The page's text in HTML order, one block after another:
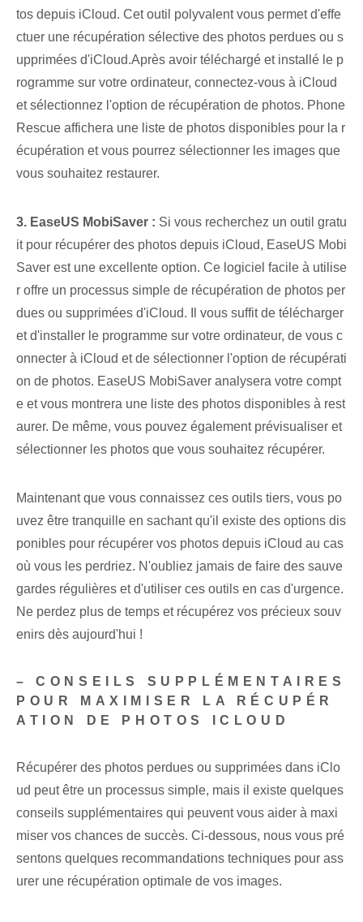
tos depuis iCloud. Cet outil polyvalent vous permet d'effe
ctuer une récupération sélective des photos perdues ou s
upprimées d'iCloud.Après avoir téléchargé et installé le p
rogramme sur votre ordinateur, connectez-vous à iCloud
et sélectionnez l'option de récupération de photos. Phone
Rescue affichera une liste de photos disponibles pour la r
écupération et vous pourrez sélectionner les images que
vous souhaitez restaurer.
3. EaseUS MobiSaver : Si vous recherchez un outil gratu
it pour récupérer des photos depuis iCloud, EaseUS Mobi
Saver est une excellente option. Ce logiciel facile à utilise
r offre un processus simple de récupération de photos per
dues ou supprimées d'iCloud. Il vous suffit de télécharger
et d'installer le programme sur votre ordinateur, de vous c
onnecter à iCloud et de sélectionner l'option de récupérati
on de photos. EaseUS MobiSaver analysera votre compt
e et vous montrera une liste des photos disponibles à rest
aurer. De même, vous pouvez également prévisualiser et
sélectionner les photos que vous souhaitez⁢ récupérer.
Maintenant que vous connaissez ces outils tiers, vous po
uvez être tranquille en sachant qu'il existe des options dis
ponibles pour récupérer vos photos depuis iCloud au cas
où vous les perdriez. N'oubliez jamais de faire des sauve
gardes régulières et d'utiliser ces outils en cas d'urgence.
Ne perdez plus de temps et récupérez vos précieux souv
enirs dès aujourd'hui !
– CONSEILS SUPPLÉMENTAIRES
POUR MAXIMISER LA RÉCUPÉR
ATION DE PHOTOS ICLOUD
Récupérer des photos perdues ou supprimées dans iClo
ud peut être un processus simple, mais il existe quelques
conseils supplémentaires qui peuvent vous aider à maxi
miser vos chances de succès. Ci-dessous, nous vous pré
sentons quelques recommandations techniques pour ass
urer une récupération optimale de vos images.